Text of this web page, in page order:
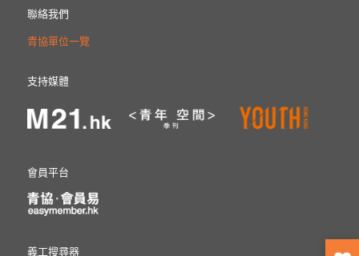
聯絡我們
青協單位一覽
支持媒體
會員平台
義工搜尋器